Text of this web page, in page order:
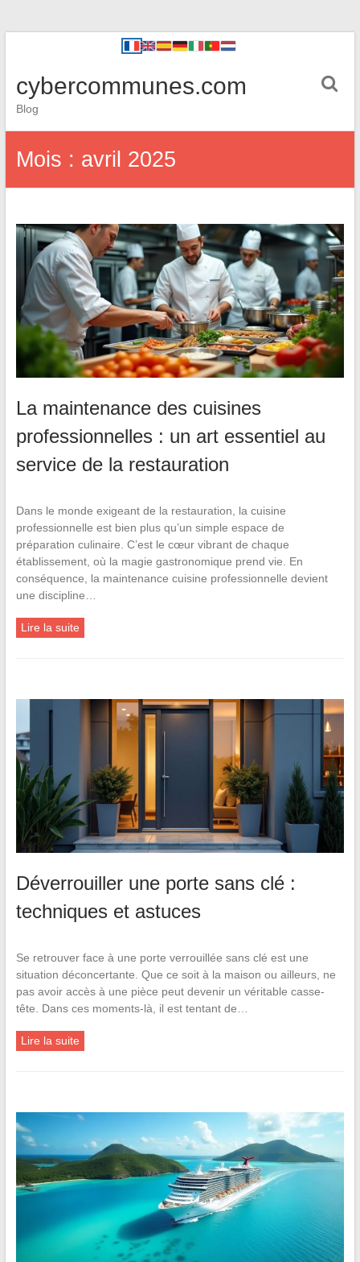
cybercommunes.com
Blog
Mois : avril 2025
La maintenance des cuisines
professionnelles : un art essentiel au
service de la restauration
Dans le monde exigeant de la restauration, la cuisine
professionnelle est bien plus qu’un simple espace de
préparation culinaire. C’est le cœur vibrant de chaque
établissement, où la magie gastronomique prend vie. En
conséquence, la maintenance cuisine professionnelle devient
une discipline…
Lire la suite
Déverrouiller une porte sans clé :
techniques et astuces
Se retrouver face à une porte verrouillée sans clé est une
situation déconcertante. Que ce soit à la maison ou ailleurs, ne
pas avoir accès à une pièce peut devenir un véritable casse-
tête. Dans ces moments-là, il est tentant de…
Lire la suite